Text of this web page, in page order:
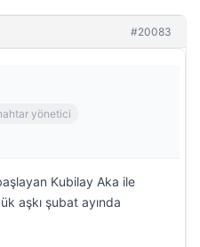
#20083
yönetici
Kubilay Aka ile
aşkı şubat ayında